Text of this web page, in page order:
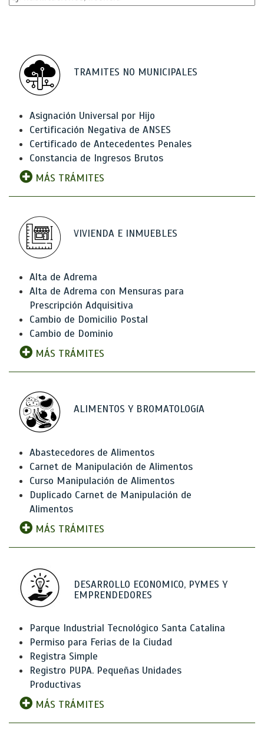
TRAMITES NO MUNICIPALES
Asignación Universal por Hijo
Certificación Negativa de ANSES
Certificado de Antecedentes Penales
Constancia de Ingresos Brutos
MÁS TRÁMITES
VIVIENDA E INMUEBLES
Alta de Adrema
Alta de Adrema con Mensuras para
Prescripción Adquisitiva
Cambio de Domicilio Postal
Cambio de Dominio
MÁS TRÁMITES
ALIMENTOS Y BROMATOLOGíA
Abastecedores de Alimentos
Carnet de Manipulación de Alimentos
Curso Manipulación de Alimentos
Duplicado Carnet de Manipulación de
Alimentos
MÁS TRÁMITES
DESARROLLO ECONOMICO, PYMES Y
EMPRENDEDORES
Parque Industrial Tecnológico Santa Catalina
Permiso para Ferias de la Ciudad
Registra Simple
Registro PUPA. Pequeñas Unidades
Productivas
MÁS TRÁMITES